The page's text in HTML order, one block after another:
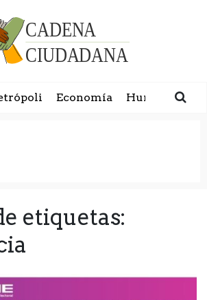
Economía Humanidad
etiquetas: